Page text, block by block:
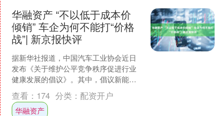
华融资产 “不以低于成本价
倾销” 车企为何不能打“价格
战”| 新京报快评
据新华社报道，中国汽车工业协会近日
发布《关于维护公平竞争秩序促进行业
健康发展的倡议》。其中，倡议新能源
车企“在依法降价处理商品以外华融资
产，不以低于成本的价格倾....
查看： 174 分类： 配资开户
华融资产